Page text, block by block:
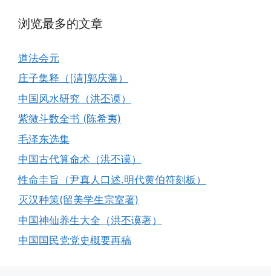
浏览最多的文章
道法会元
庄子集释（[清]郭庆藩）
中国风水研究（洪丕谟）
紫微斗数全书 (陈希夷)
毛泽东选集
中国古代算命术（洪丕谟）
性命圭旨（尹真人口述.明代黄伯符刻板）
灭汉种策(留美学生宗室著)
中国神仙养生大全（洪丕谟著）
中国国民党党史概要再稿